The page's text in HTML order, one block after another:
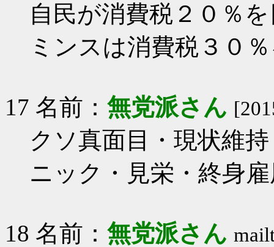
自民が消費税２０％
ミンスは消費税３０
17 名前： 無党派さん
クソ真面目・現状維
ニック・見栄・終身
18 名前： 無党派さん